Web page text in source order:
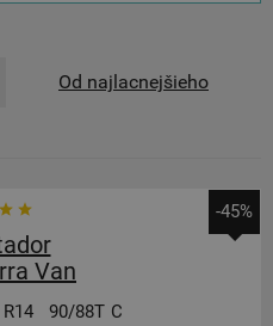
Od najlacnejšieho
-45%
Van
R14 90/88T C